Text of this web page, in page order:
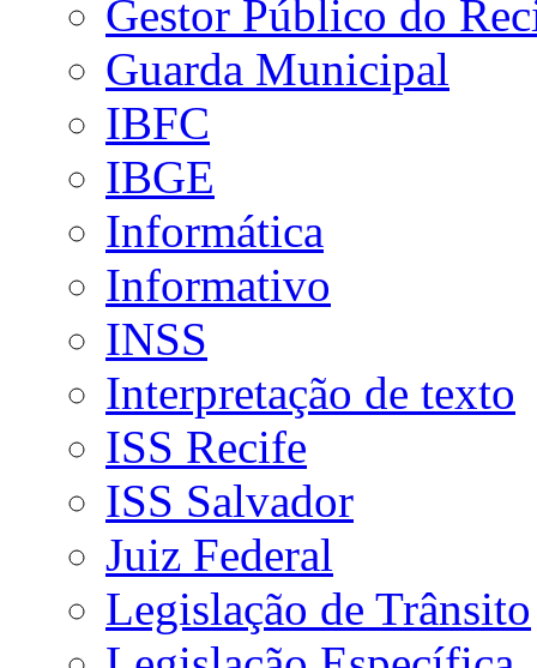
Gestor Público do
Guarda Municipal
IBFC
IBGE
Informática
Informativo
INSS
Interpretação de texto
ISS Recife
ISS Salvador
Juiz Federal
Legislação de Trânsito